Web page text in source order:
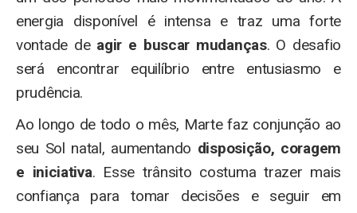
energia disponível é intensa e traz uma forte
vontade de agir e buscar mudanças. O desafio
será encontrar equilíbrio entre entusiasmo e
prudência.
Ao longo de todo o mês, Marte faz conjunção ao
seu Sol natal, aumentando disposição, coragem
e iniciativa. Esse trânsito costuma trazer mais
confiança para tomar decisões e seguir em